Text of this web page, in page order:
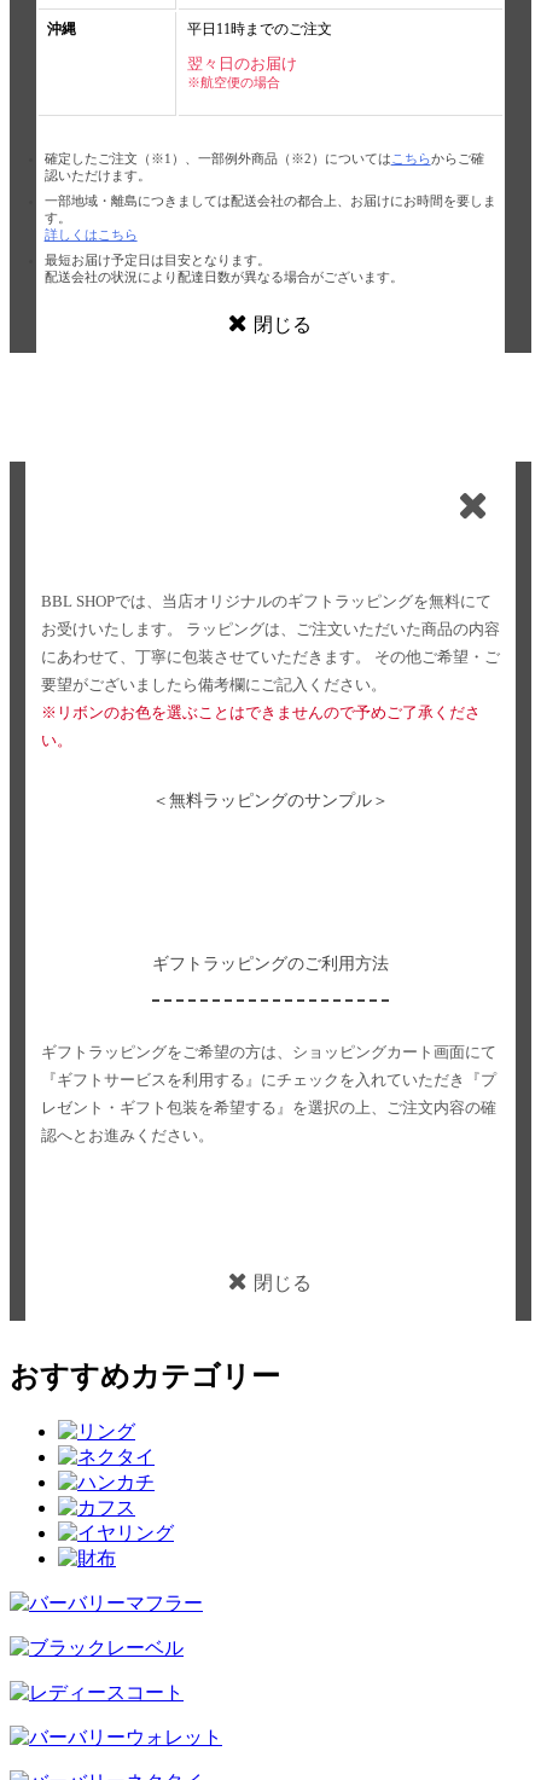
沖縄 平日11時までのご注文
翌々日のお届け
※航空便の場合
確定したご注文（※1）、一部例外商品（※2）については こちらからご確
認いただけます。
一部地域・離島につきましては配送会社の都合上、お届けにお時間を要しま
す。
詳しくはこちら
最短お届け予定日は目安となります。
配送会社の状況により配達日数が異なる場合がございます。
閉じる
BBL SHOPでは、当店オリジナルのギフトラッピングを無料にて
お受けいたします。
ラッピングは、ご注文いただいた商品の内容
にあわせて、丁寧に包装させていただきます。
その他ご希望・ご
要望がございましたら備考欄にご記入ください。
※リボンのお色を選ぶことはできませんので予めご了承くださ
い。
＜無料ラッピングのサンプル＞
ギフトラッピングのご利用方法
ギフトラッピングをご希望の方は、ショッピングカート画面にて
『ギフトサービスを利用する』にチェックを入れていただき
『プ
レゼント・ギフト包装を希望する』を選択の上、ご注文内容の確
認へとお進みください。
閉じる
おすすめカテゴリー